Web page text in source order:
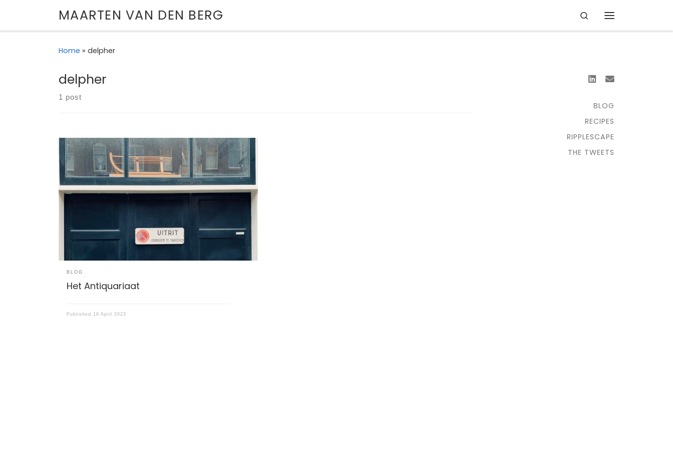
Skip to contentMAARTEN VAN DEN BERG
Search
Home » delpher
delpher
1 post
Ons huis in de Archimedesstraat dateert uit 1904
maar de garage kwam er pas in de jaren ‘30. Een
kleine geschiedenis van een Haagse boekhandel, die
BLOG
Het Antiquariaat
Published 16 April 2023
BLOG
RECIPES
RIPPLESCAPE
THE TWEETS